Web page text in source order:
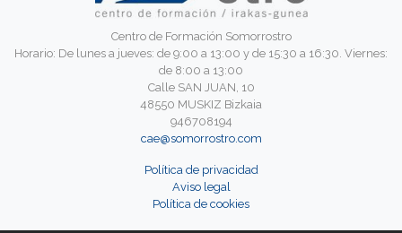
Centro de Formación Somorrostro
Horario: De lunes a jueves: de 9:00 a 13:00 y de 15:30 a 16:30. Viernes:
de 8:00 a 13:00
Calle SAN JUAN, 10
48550 MUSKIZ Bizkaia
946708194
cae@somorrostro.com
Política de privacidad
Aviso legal
Política de cookies